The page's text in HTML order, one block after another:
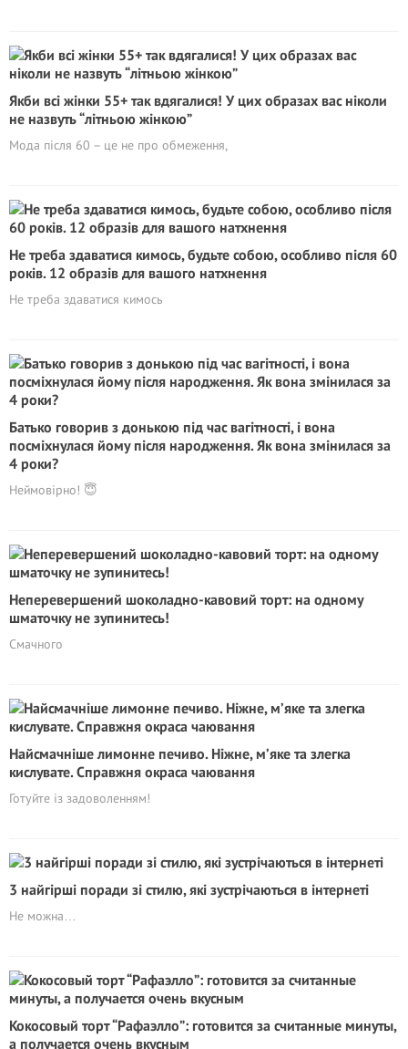
Якби всі жінки 55+ так вдягалися! У цих образах вас ніколи
не назвуть “літньою жінкою”
Мода після 60 – це не про обмеження,
Не треба здаватися кимось, будьте собою, особливо після 60
років. 12 образів для вашого натхнення
Не треба здаватися кимось
Батько говорив з донькою під час вагітності, і вона
посміхнулася йому після народження. Як вона змінилася за
4 роки?
Неймовірно! 😇
Неперевершений шоколадно-кавовий торт: на одному
шматочку не зупинитесь!
Смачного
Найсмачніше лимонне печиво. Ніжне, м’яке та злегка
кислувате. Справжня окраса чаювання
Готуйте із задоволенням!
3 найгірші поради зі стилю, які зустрічаються в інтернеті
Не можна…
Кокосовый торт “Рафаэлло”: готовится за считанные минуты,
а получается очень вкусным